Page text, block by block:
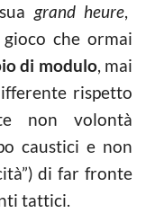
grand heure,
che ormai
di modulo, mai
rispetto
non volontà
caustici e non
di far fronte
tattici.